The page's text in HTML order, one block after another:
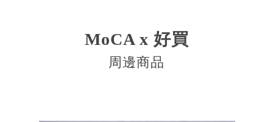
MoCA x 好買
周邊商品